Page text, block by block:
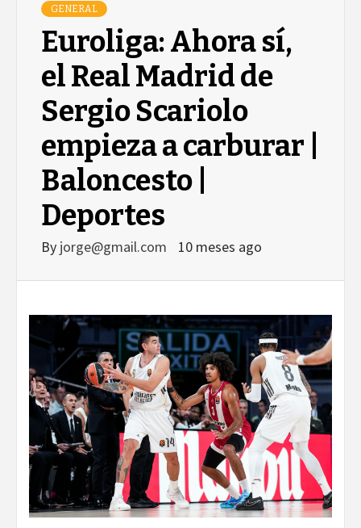
GENERAL
Euroliga: Ahora sí,
el Real Madrid de
Sergio Scariolo
empieza a carburar |
Baloncesto |
Deportes
By jorge@gmail.com 10 meses ago